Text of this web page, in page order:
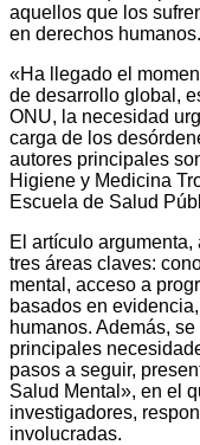
aquellos que los
en derechos humanos.
«Ha llegado el
de desarrollo global,
ONU, la necesidad
carga de los
autores principales
Higiene y Medicina
Escuela de Salud
El artículo
tres áreas claves:
mental, acceso a
basados en
humanos. Además,
principales
pasos a seguir,
Salud Mental», en el
investigadores,
involucradas.